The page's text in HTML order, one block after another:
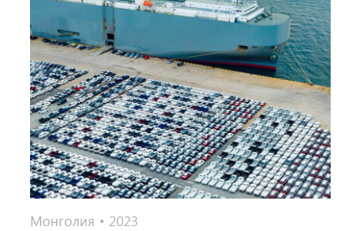
Монголия • 2023